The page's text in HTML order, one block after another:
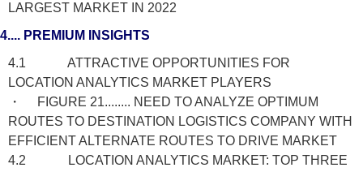
LARGEST MARKET IN 2022
4.... PREMIUM INSIGHTS
4.1 ATTRACTIVE OPPORTUNITIES FOR
LOCATION ANALYTICS MARKET PLAYERS
・ FIGURE 21........ NEED TO ANALYZE OPTIMUM
ROUTES TO DESTINATION LOGISTICS COMPANY WITH
EFFICIENT ALTERNATE ROUTES TO DRIVE MARKET
4.2 LOCATION ANALYTICS MARKET: TOP THREE